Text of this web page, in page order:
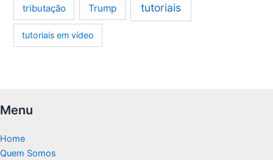
tributação Trump tutoriais
tutoriais em vídeo
Menu
Home
Quem Somos